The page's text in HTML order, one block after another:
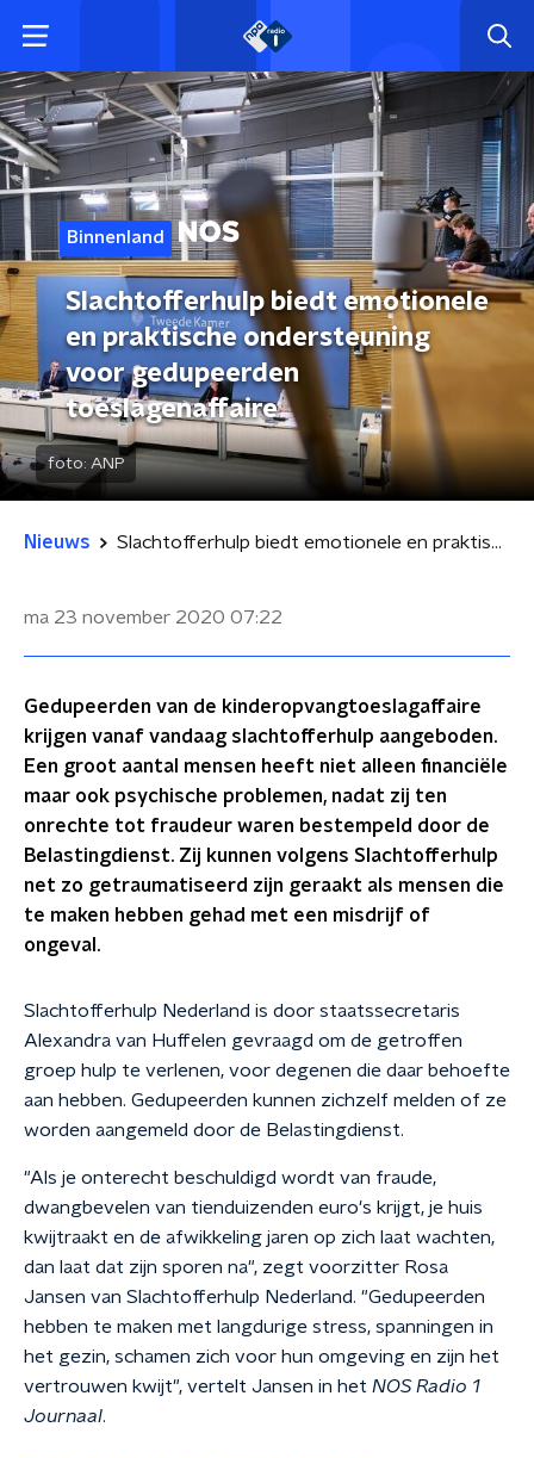
Binnenland
Slachtofferhulp biedt emotionele
en praktische ondersteuning
voor gedupeerden
toeslagenaffaire
foto: ANP
Nieuws Slachtofferhulp biedt emotionele en praktische ondersteuning voor gedupeerden toeslagenaffaire
ma 23 november 2020 07:22
Gedupeerden van de kinderopvangtoeslagaffaire
krijgen vanaf vandaag slachtofferhulp aangeboden.
Een groot aantal mensen heeft niet alleen financiële
maar ook psychische problemen, nadat zij ten
onrechte tot fraudeur waren bestempeld door de
Belastingdienst. Zij kunnen volgens Slachtofferhulp
net zo getraumatiseerd zijn geraakt als mensen die
te maken hebben gehad met een misdrijf of
ongeval.
Slachtofferhulp Nederland is door staatssecretaris
Alexandra van Huffelen gevraagd om de getroffen
groep hulp te verlenen, voor degenen die daar behoefte
aan hebben. Gedupeerden kunnen zichzelf melden of ze
worden aangemeld door de Belastingdienst.
"Als je onterecht beschuldigd wordt van fraude,
dwangbevelen van tienduizenden euro's krijgt, je huis
kwijtraakt en de afwikkeling jaren op zich laat wachten,
dan laat dat zijn sporen na", zegt voorzitter Rosa
Jansen van Slachtofferhulp Nederland. "Gedupeerden
hebben te maken met langdurige stress, spanningen in
het gezin, schamen zich voor hun omgeving en zijn het
vertrouwen kwijt", vertelt Jansen in het NOS Radio 1
Journaal.